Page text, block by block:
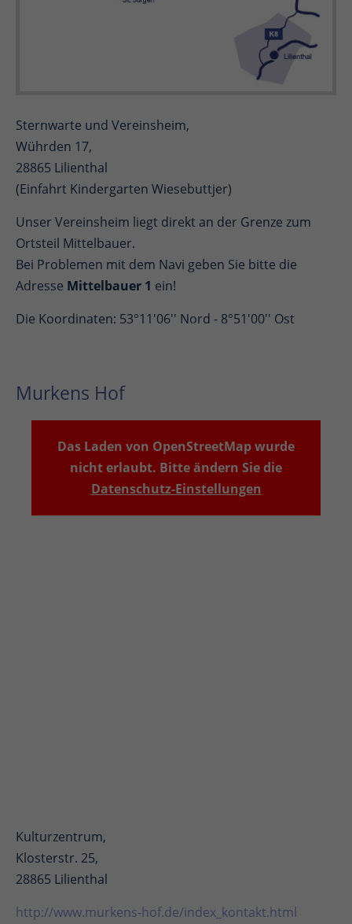
Sternwarte und Vereinsheim,
Wührden 17,
28865 Lilienthal
(Einfahrt Kindergarten Wiesebuttjer)
Unser Vereinsheim liegt direkt an der Grenze zum
Ortsteil Mittelbauer.
Bei Problemen mit dem Navi geben Sie bitte die
Adresse Mittelbauer 1 ein!
Die Koordinaten: 53°11'06'' Nord - 8°51'00'' Ost
Murkens Hof
Das Laden von OpenStreetMap wurde
nicht erlaubt. Bitte ändern Sie die
Datenschutz-Einstellungen
Kulturzentrum,
Klosterstr. 25,
28865 Lilienthal
http://www.murkens-hof.de/index_kontakt.html